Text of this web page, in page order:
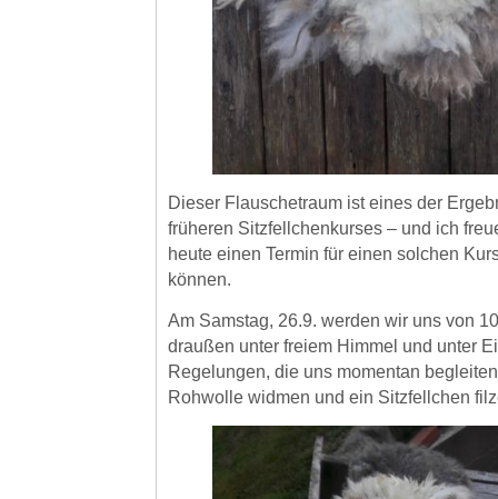
Dieser Flauschetraum ist eines der
früheren Sitzfellchenkurses – und ich
heute einen Termin für einen solchen
können.
Am Samstag, 26.9. werden wir uns von
draußen unter freiem Himmel und unter
Regelungen, die uns momentan
Rohwolle widmen und ein Sitzfellchen